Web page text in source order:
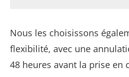
Nous les choisissons
flexibilité, avec une
48 heures avant la prise en